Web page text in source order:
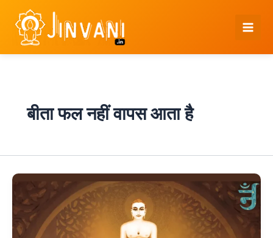
content
बीता फल नहीं वापस आता है